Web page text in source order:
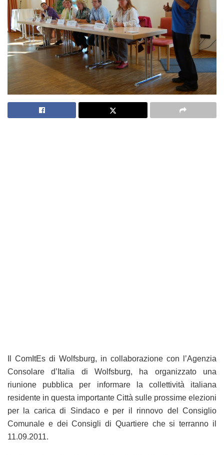
Il ComItEs di Wolfsburg, in collaborazione con l’Agenzia
Consolare d’Italia di Wolfsburg, ha organizzato una
riunione pubblica per informare la collettività italiana
residente in questa importante Città sulle prossime elezioni
per la carica di Sindaco e per il rinnovo del Consiglio
Comunale e dei Consigli di Quartiere che si terranno il
11.09.2011.